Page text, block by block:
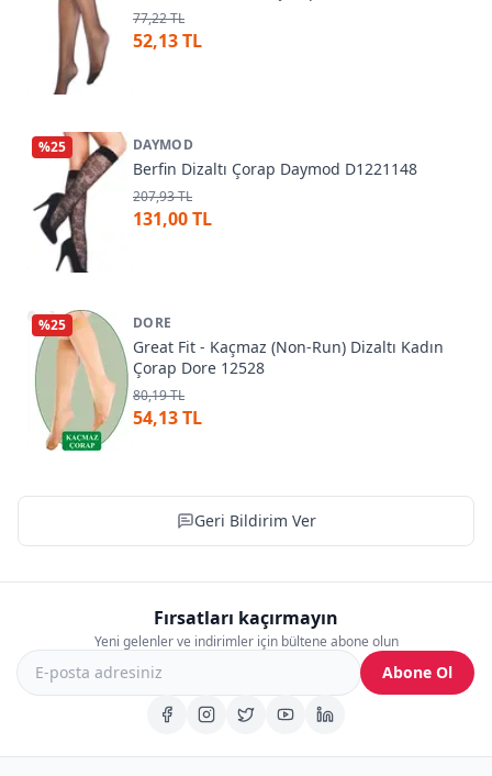
77,22 TL
52,13 TL
%25 DAYMOD
Berfin Dizaltı Çorap Daymod D1221148
207,93 TL
131,00 TL
%25 DORE
Great Fit - Kaçmaz (Non-Run) Dizaltı Kadın
Çorap Dore 12528
80,19 TL
54,13 TL
Geri Bildirim Ver
Fırsatları kaçırmayın
Yeni gelenler ve indirimler için bültene abone olun
Abone Ol